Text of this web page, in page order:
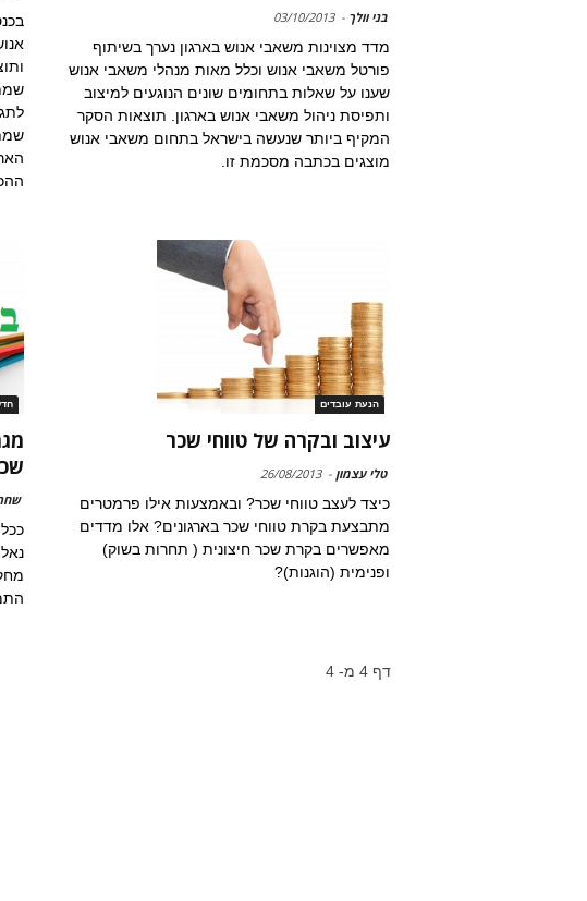
בני וולך -
03/10/2013
מדד מצוינות משאבי אנוש בארגון נערך בשיתוף
פורטל משאבי אנוש וכלל מאות מנהלי משאבי אנוש
שענו על שאלות בתחומים שונים הנוגעים למיצוב
ותפיסת ניהול משאבי אנוש בארגון. תוצאות הסקר
המקיף ביותר שנעשה בישראל בתחום משאבי אנוש
מוצגים בכתבה מסכמת זו.
הנעת עובדים
עיצוב ובקרה של טווחי שכר
טלי עצמון -
26/08/2013
כיצד לעצב טווחי שכר? ובאמצעות אילו פרמטרים
מתבצעת בקרת טווחי שכר בארגונים? אלו מדדים
מאפשרים בקרת שכר חיצונית ( תחרות בשוק)
ופנימית (הוגנות)?
התמקדות
דף 4 מ- 4